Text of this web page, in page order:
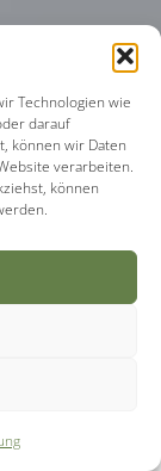
Technologien wie
darauf
können wir Daten
verarbeiten.
können